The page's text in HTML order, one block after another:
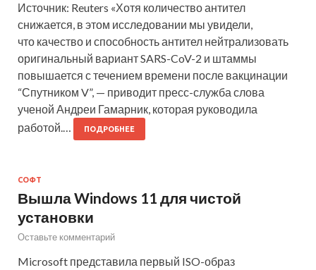
Источник: Reuters «Хотя количество антител
снижается, в этом исследовании мы увидели,
что качество и способность антител нейтрализовать
оригинальный вариант SARS-CoV-2 и штаммы
повышается с течением времени после вакцинации
“Спутником V”, — приводит пресс-служба слова
ученой Андреи Гамарник, которая руководила
работой.…
ПОДРОБНЕЕ
СОФТ
Вышла Windows 11 для чистой
установки
Оставьте комментарий
Microsoft представила первый ISO-образ